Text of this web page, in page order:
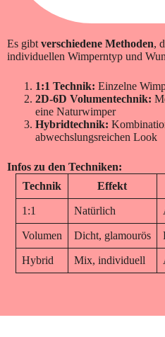
Es gibt verschiedene Methoden,
individuellen Wimperntyp und
1:1 Technik: Einzelne
2D-6D Volumentechnik:
eine Naturwimper
Hybridtechnik:
abwechslungsreichen Look
Infos zu den Techniken:
Technik
Effekt
1:1 Natürlich
Volumen Dicht, glamourös
Hybrid Mix, individuell